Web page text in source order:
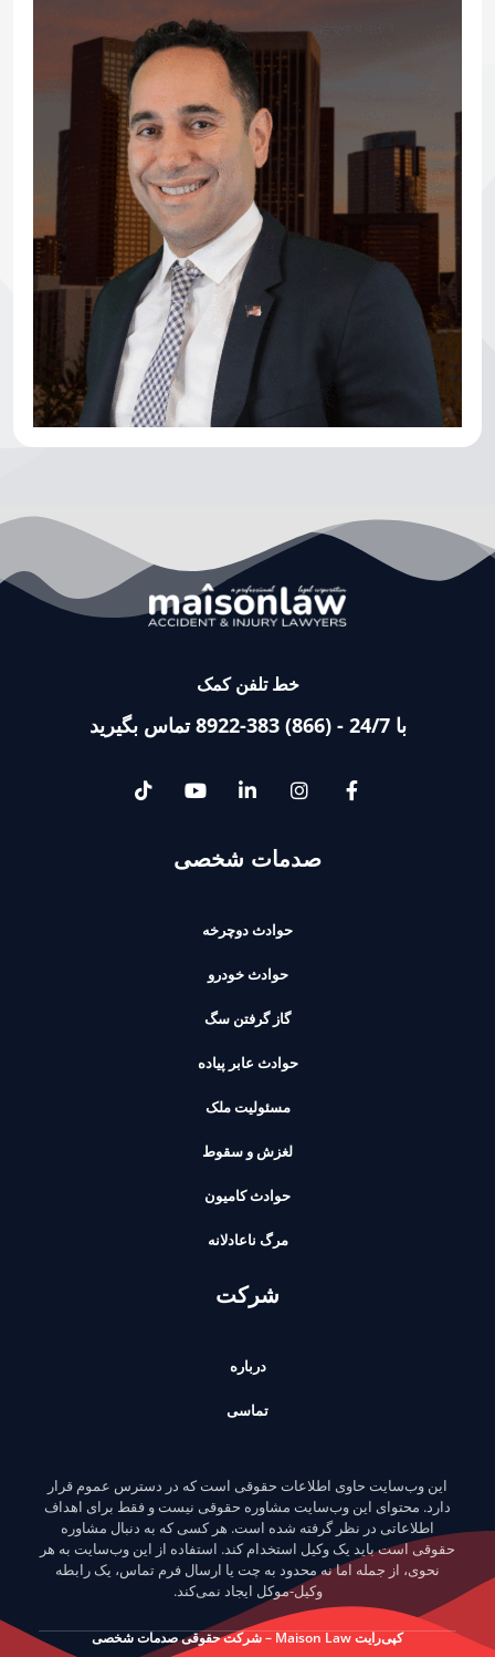
خط تلفن کمک
با 24/7 - (866) 383-8922 تماس بگیرید
صدمات شخصی
حوادث دوچرخه
حوادث خودرو
گاز گرفتن سگ
حوادث عابر پیاده
مسئولیت ملک
لغزش و سقوط
حوادث کامیون
مرگ ناعادلانه
شرکت
درباره
تماسی
این وب‌سایت حاوی اطلاعات حقوقی است که در دسترس عموم قرار
دارد. محتوای این وب‌سایت مشاوره حقوقی نیست و فقط برای اهداف
اطلاعاتی در نظر گرفته شده است. هر کسی که به دنبال مشاوره
حقوقی است باید یک وکیل استخدام کند. استفاده از این وب‌سایت به هر
نحوی، از جمله اما نه محدود به چت یا ارسال فرم تماس، یک رابطه
وکیل-موکل ایجاد نمی‌کند.
کپی‌رایت Maison Law – شرکت حقوقی صدمات شخصی